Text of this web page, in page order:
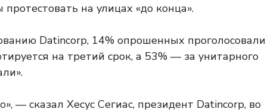
на улицах «до конца».
Datincorp, 14% опрошенных проголосовали
на третий срок, а 53% — за унитарного
— сказал Хесус Сегиас, президент Datincorp, во